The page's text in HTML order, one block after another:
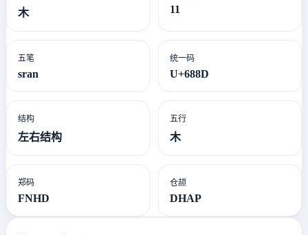
木 11
五笔
sran
统一码
U+688D
结构
左右结构
五行
木
郑码
FNHD
仓颉
DHAP